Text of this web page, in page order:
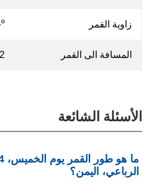
زاوية القمر
المسافة الى القمر
الأسئلة الشائعة
الرباعي، اليمن؟